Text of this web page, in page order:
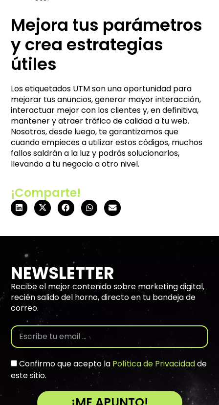
Mejora tus parámetros
y crea estrategias
útiles
Los etiquetados UTM son una oportunidad para
mejorar tus anuncios, generar mayor interacción,
interactuar mejor con los clientes y, en definitiva,
mantener y atraer tráfico de calidad a tu web.
Nosotros, desde luego, te garantizamos que
cuando empieces a utilizar estos códigos, muchos
fallos saldrán a la luz y podrás solucionarlos,
llevando a tu negocio a otro nivel.
¡Comparte!
NEWSLETTER
Recibe el mejor contenido sobre marketing digital,
recién salido del horno, directo en tu bandeja de
correo.
Confirmo que acepto la Política de Privacidadde
este sitio.